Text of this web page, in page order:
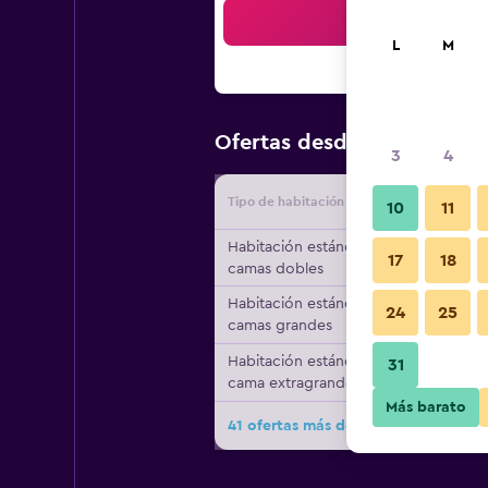
Ofertas desde Oferta
Tipo de habitación
Habitación estándar, 2
camas dobles
Habitación estándar, 2
camas grandes
Habitación estándar, 1
cama extragrande
41 ofertas más de Hotel Indigo
L M
3 4
10 11
17 18
24 25
31
Más barato